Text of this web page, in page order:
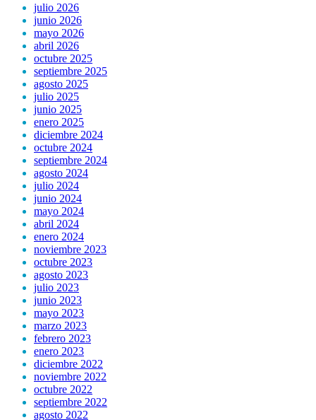
julio 2026
junio 2026
mayo 2026
abril 2026
octubre 2025
septiembre 2025
agosto 2025
julio 2025
junio 2025
enero 2025
diciembre 2024
octubre 2024
septiembre 2024
agosto 2024
julio 2024
junio 2024
mayo 2024
abril 2024
enero 2024
noviembre 2023
octubre 2023
agosto 2023
julio 2023
junio 2023
mayo 2023
marzo 2023
febrero 2023
enero 2023
diciembre 2022
noviembre 2022
octubre 2022
septiembre 2022
agosto 2022